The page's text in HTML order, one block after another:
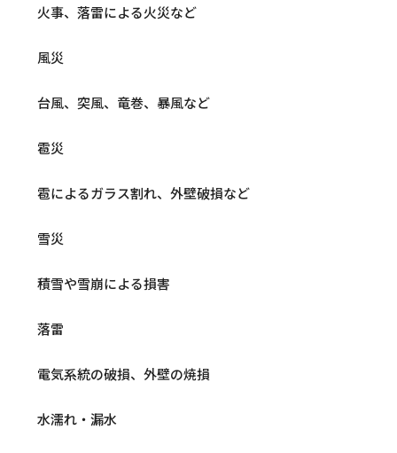
火事、落雷による火災など
風災
台風、突風、竜巻、暴風など
雹災
雹によるガラス割れ、外壁破損など
雪災
積雪や雪崩による損害
落雷
電気系統の破損、外壁の焼損
水濡れ・漏水